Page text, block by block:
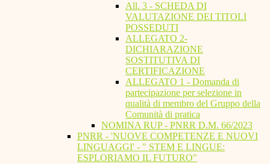
All. 3 - SCHEDA DI
VALUTAZIONE DEI TITOLI
POSSEDUTI
ALLEGATO 2-
DICHIARAZIONE
SOSTITUTIVA DI
CERTIFICAZIONE
ALLEGATO 1 - Domanda di
partecipazione per selezione in
qualità di membro del Gruppo della
Comunità di pratica
NOMINA RUP - PNRR D.M. 66/2023
PNRR - 'NUOVE COMPETENZE E NUOVI
LINGUAGGI' - " STEM E LINGUE:
ESPLORIAMO IL FUTURO"